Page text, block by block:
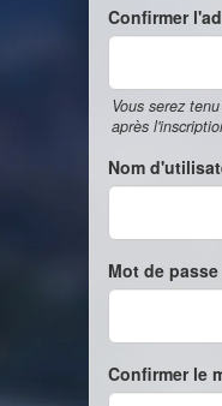
Confirmer
Vous serez
après
Nom
Mot de passe
Confirmer le